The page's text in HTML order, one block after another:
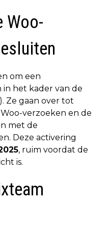
Woo-
om een
het kader van de
Ze gaan over tot
verzoeken en de
met de
Deze activering
, ruim voordat de
is.